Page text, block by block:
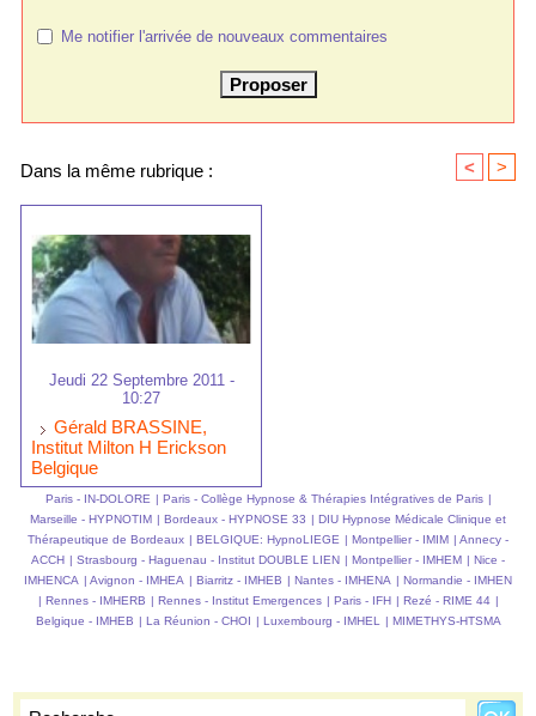
Me notifier l'arrivée de nouveaux commentaires
Dans la même rubrique : < >
Jeudi 22 Septembre 2011 -
10:27
Gérald BRASSINE,
Institut Milton H Erickson
Belgique
Paris - IN-DOLORE | Paris - Collège Hypnose & Thérapies Intégratives de Paris |
Marseille - HYPNOTIM | Bordeaux - HYPNOSE 33 | DIU Hypnose Médicale Clinique et
Thérapeutique de Bordeaux | BELGIQUE: HypnoLIEGE | Montpellier - IMIM | Annecy -
ACCH | Strasbourg - Haguenau - Institut DOUBLE LIEN | Montpellier - IMHEM | Nice -
IMHENCA | Avignon - IMHEA | Biarritz - IMHEB | Nantes - IMHENA | Normandie - IMHEN
| Rennes - IMHERB | Rennes - Institut Emergences | Paris - IFH | Rezé - RIME 44 |
Belgique - IMHEB | La Réunion - CHOI | Luxembourg - IMHEL | MIMETHYS-HTSMA